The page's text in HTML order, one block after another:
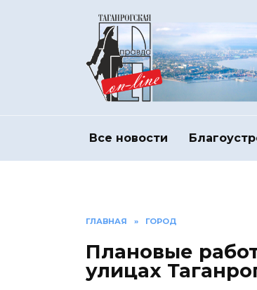
Все новости
ГЛАВНАЯ » ГОРОД
Плановые
улицах